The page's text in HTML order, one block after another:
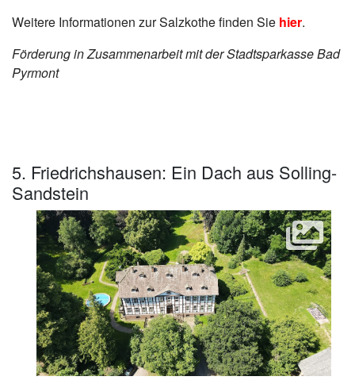
Weitere Informationen zur Salzkothe finden Sie hier.
Förderung in Zusammenarbeit mit der Stadtsparkasse Bad
Pyrmont
5. Friedrichshausen: Ein Dach aus Solling-
Sandstein